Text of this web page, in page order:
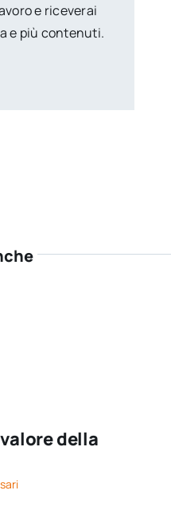
e riceverai
e più contenuti.
della